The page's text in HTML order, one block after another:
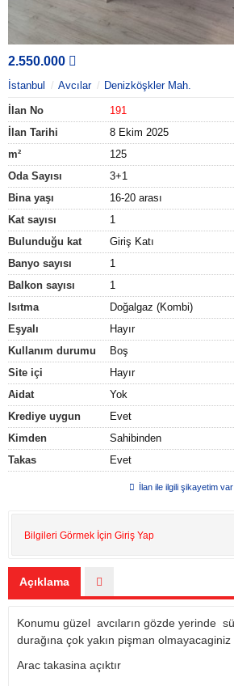
2.550.000
İstanbul Avcılar Denizköşkler Mah.
İlan No
191
İlan Tarihi
8 Ekim 2025
m²
125
Oda Sayısı
3+1
Bina yaşı
16-20 arası
Kat sayısı
1
Bulunduğu kat
Giriş Katı
Banyo sayısı
1
Balkon sayısı
1
Isıtma
Doğalgaz (Kombi)
Eşyalı
Hayır
Kullanım durumu
Boş
Site içi
Hayır
Aidat
Yok
Krediye uygun
Evet
Kimden
Sahibinden
Takas
Evet
İlan ile ilgili şikayetim var
Bilgileri Görmek İçin Giriş Yap
Açıklama
Konumu güzel avcıların gözde yerinde
durağına çok yakın pişman
Arac takasina açıktır